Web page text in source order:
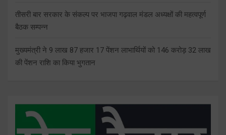
तीसरी बार सरकार के संकल्प पर भाजपा गढ़वाल मंडल अध्यक्षों की महत्वपूर्ण
बैठक सम्पन्न
मुख्यमंत्री ने 9 लाख 87 हजार 17 पेंशन लाभार्थियों को 146 करोड़ 32 लाख
की पेंशन राशि का किया भुगतान